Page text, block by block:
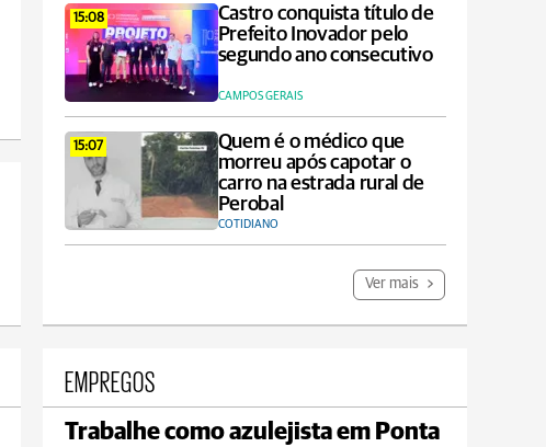
15:08
Castro conquista título de
Prefeito Inovador pelo
segundo ano consecutivo
CAMPOS GERAIS
15:07
Quem é o médico que
morreu após capotar o
carro na estrada rural de
Perobal
COTIDIANO
Ver mais
EMPREGOS
Trabalhe como azulejista em Ponta